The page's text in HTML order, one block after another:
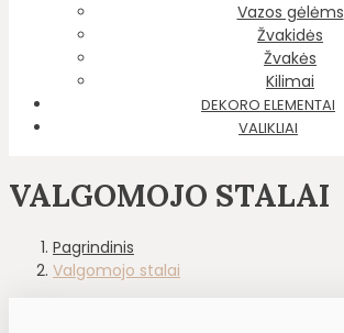
Vazos gėlėms
Žvakidės
Žvakės
Kilimai
DEKORO ELEMENTAI
VALIKLIAI
VALGOMOJO STALAI
Pagrindinis
Valgomojo stalai